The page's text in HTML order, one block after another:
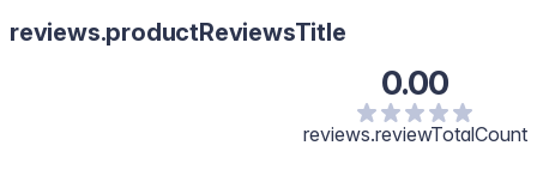
reviews.productReviewsTitle
0.00
reviews.reviewTotalCount